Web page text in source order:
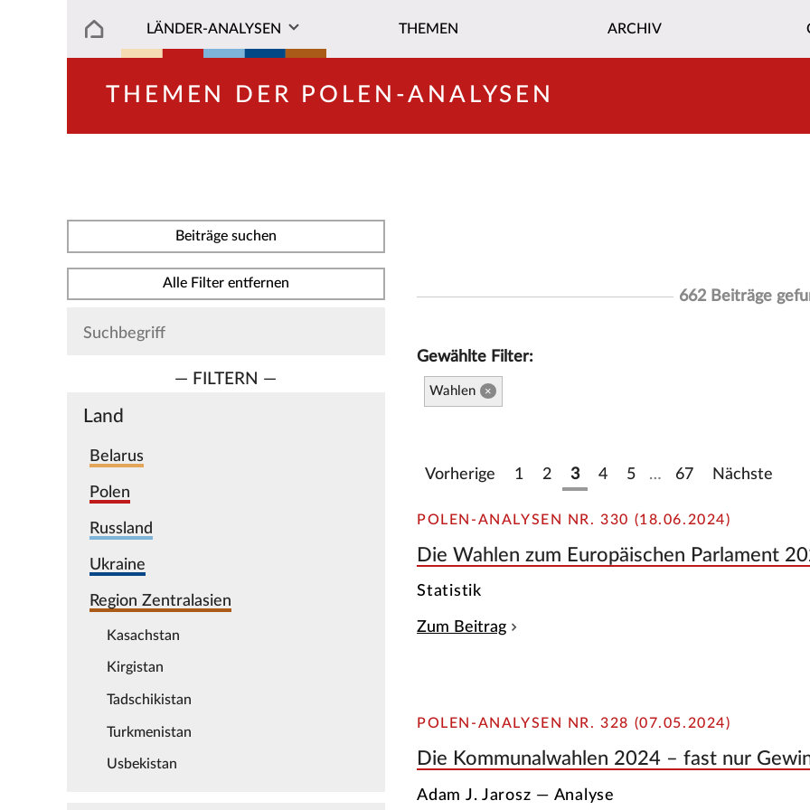
LÄNDER-ANALYSEN THEMEN ARCHIV
THEMEN DER POLEN-ANALYSEN
Beiträge suchen
Alle Filter entfernen
— FILTERN —
Land
Belarus
Polen
Russland
Ukraine
Region Zentralasien
Kasachstan
Kirgistan
Tadschikistan
Turkmenistan
Usbekistan
662 Beiträge
Gewählte Filter:
Wahlen ×
Vorherige 1 2 3 4 5 … 67 Nächste
POLEN-ANALYSEN NR. 330 (18.06.2024)
Die Wahlen zum Europäischen Parlament
Statistik
Zum Beitrag
POLEN-ANALYSEN NR. 328 (07.05.2024)
Die Kommunalwahlen 2024 – fast nur
Adam J. Jarosz — Analyse